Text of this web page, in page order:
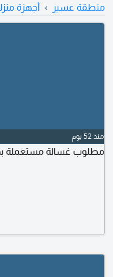
منطقة عسير أجهزة
منذ 52 يوم
مطلوب غسالة مستعملة